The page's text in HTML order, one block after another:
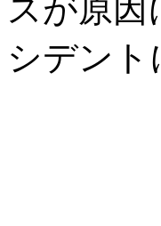
スが原
シデント